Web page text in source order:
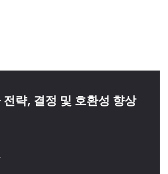
략, 결정 및 호환성 향상